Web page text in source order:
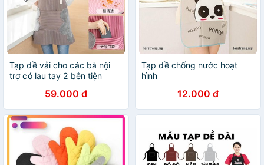
Tạp dề vải cho các bà nội
trợ có lau tay 2 bên tiện
59.000 đ
Tạp dề chống nước hoạt
hình
12.000 đ